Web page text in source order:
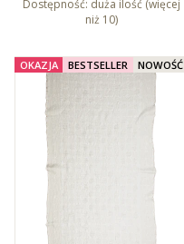
Dostępność: duża ilość (więcej
niż 10)
OKAZJA BESTSELLER NOWOŚĆ